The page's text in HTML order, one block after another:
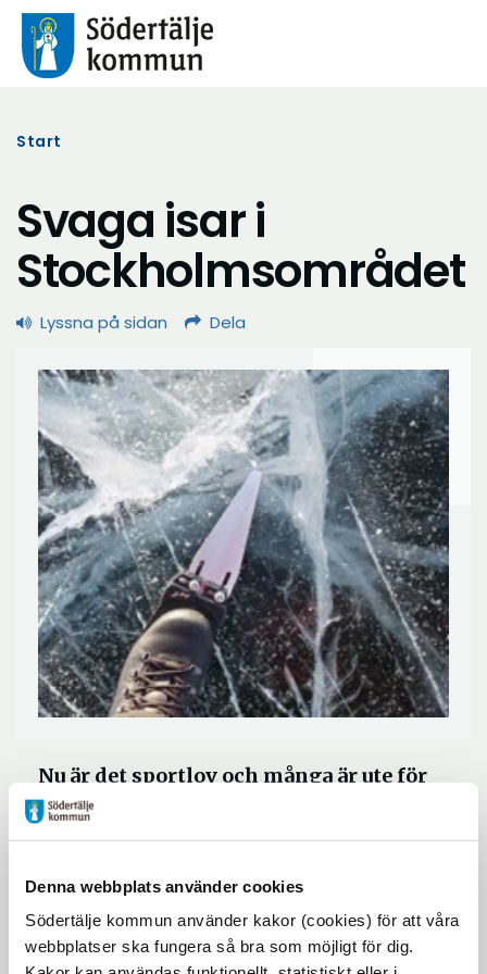
Denna webbplats använder cookies
Södertälje kommun använder kakor (cookies) för att våra
webbplatser ska fungera så bra som möjligt för dig.
Start
Svaga isar i
Stockholmsområdet
Lyssna på sidan Dela
Nu är det sportlov och många är ute för
att njuta av sol och natur, men tänk på
att det just nu är svaga isar i
är trygg och säker innan du ger dig ut på
isen!